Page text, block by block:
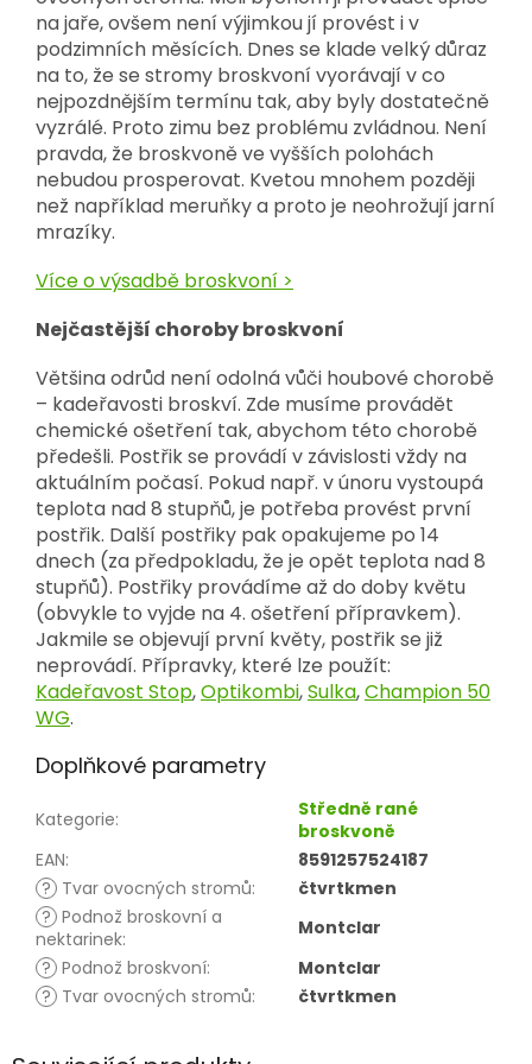
na jaře, ovšem není výjimkou jí provést i v
podzimních měsících. Dnes se klade velký důraz
na to, že se stromy broskvoní vyorávají v co
nejpozdnějším termínu tak, aby byly dostatečně
vyzrálé. Proto zimu bez problému zvládnou. Není
pravda, že broskvoně ve vyšších polohách
nebudou prosperovat. Kvetou mnohem později
než například meruňky a proto je neohrožují jarní
mrazíky.
Více o výsadbě broskvoní >
Nejčastější choroby broskvoní
Většina odrůd není odolná vůči houbové chorobě
– kadeřavosti broskví. Zde musíme provádět
chemické ošetření tak, abychom této chorobě
předešli. Postřik se provádí v závislosti vždy na
aktuálním počasí. Pokud např. v únoru vystoupá
teplota nad 8 stupňů, je potřeba provést první
postřik. Další postřiky pak opakujeme po 14
dnech (za předpokladu, že je opět teplota nad 8
stupňů). Postřiky provádíme až do doby květu
(obvykle to vyjde na 4. ošetření přípravkem).
Jakmile se objevují první květy, postřik se již
neprovádí. Přípravky, které lze použít:
Kadeřavost Stop,Optikombi,Sulka,Champion 50
WG.
Doplňkové parametry
Kategorie:
Středně rané
broskvoně
EAN:
8591257524187
? Tvar ovocných stromů:
čtvrtkmen
? Podnož broskovní a
nektarinek:
Montclar
? Podnož broskvoní:
Montclar
? Tvar ovocných stromů: čtvrtkmen